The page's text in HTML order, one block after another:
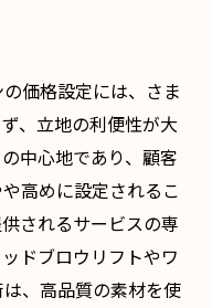
価格設定には、さま
、立地の利便性が大
中心地であり、顧客
高めに設定されるこ
されるサービスの専
ドブロウリフトやワ
、高品質の素材を使